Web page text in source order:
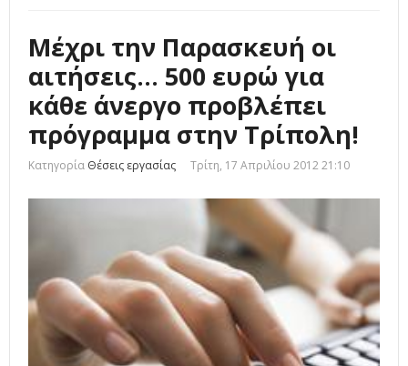
Μέχρι την Παρασκευή οι
αιτήσεις... 500 ευρώ για
κάθε άνεργο προβλέπει
πρόγραμμα στην Τρίπολη!
Κατηγορία Θέσεις εργασίας Τρίτη, 17 Απριλίου 2012 21:10